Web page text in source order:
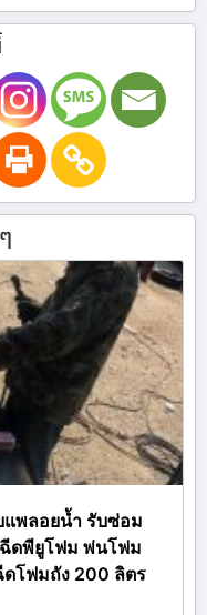
พลอยน้ำ รับซ่อม
ดพียูโฟม พ่นโฟม
ดโฟมถัง 200 ลิตร